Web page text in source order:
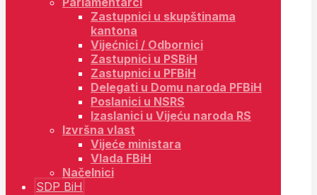
Zastupnici u skupštinama
kantona
Vijećnici / Odbornici
Zastupnici u PSBiH
Zastupnici u PFBiH
Delegati u Domu naroda PFBiH
Poslanici u NSRS
Izaslanici u Vijeću naroda RS
Izvršna vlast
Vijeće ministara
Vlada FBiH
Načelnici
SDP BiH